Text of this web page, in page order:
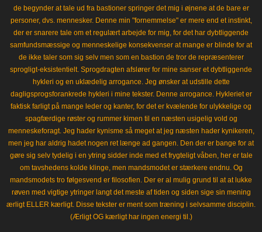
de begynder at tale ud fra bastioner springer det mig i øjnene at de bare er
personer, dvs. mennesker. Denne min "fornemmelse" er mere end et instinkt,
der er snarere tale om et regulært arbejde for mig, for det har dybtliggende
samfundsmæssige og menneskelige konsekvenser at mange er blinde for at
de ikke taler som sig selv men som en bastion de tror de repræsenterer
sprogligt-eksistentielt. Sprogdragten afslører for mine sanser et dybtliggende
hykleri og en uklædelig arrogance. Jeg ønsker at udstille dette
dagligsprogsforankrede hykleri i mine tekster. Denne arrogance. Hykleriet er
faktisk farligt på mange leder og kanter, for det er kvælende for ulykkelige og
spagfærdige røster og rummer kimen til en næsten usigelig vold og
menneskeforagt. Jeg hader kynisme så meget at jeg næsten hader kynikeren,
men jeg har aldrig hadet nogen ret længe ad gangen. Den der er bange for at
gøre sig selv tydelig i en ytring sidder inde med et frygteligt våben, her er tale
om tavshedens kolde klinge, men mandsmodet er stærkere endnu. Og
mandsmodets tro følgesvend er filosofien. Der er al mulig grund til at at lukke
røven med vigtige ytringer langt det meste af tiden og siden sige sin mening
ærligt ELLER kærligt. Disse tekster er ment som træning i selvsamme disciplin.
(Ærligt OG kærligt har ingen energi til.)